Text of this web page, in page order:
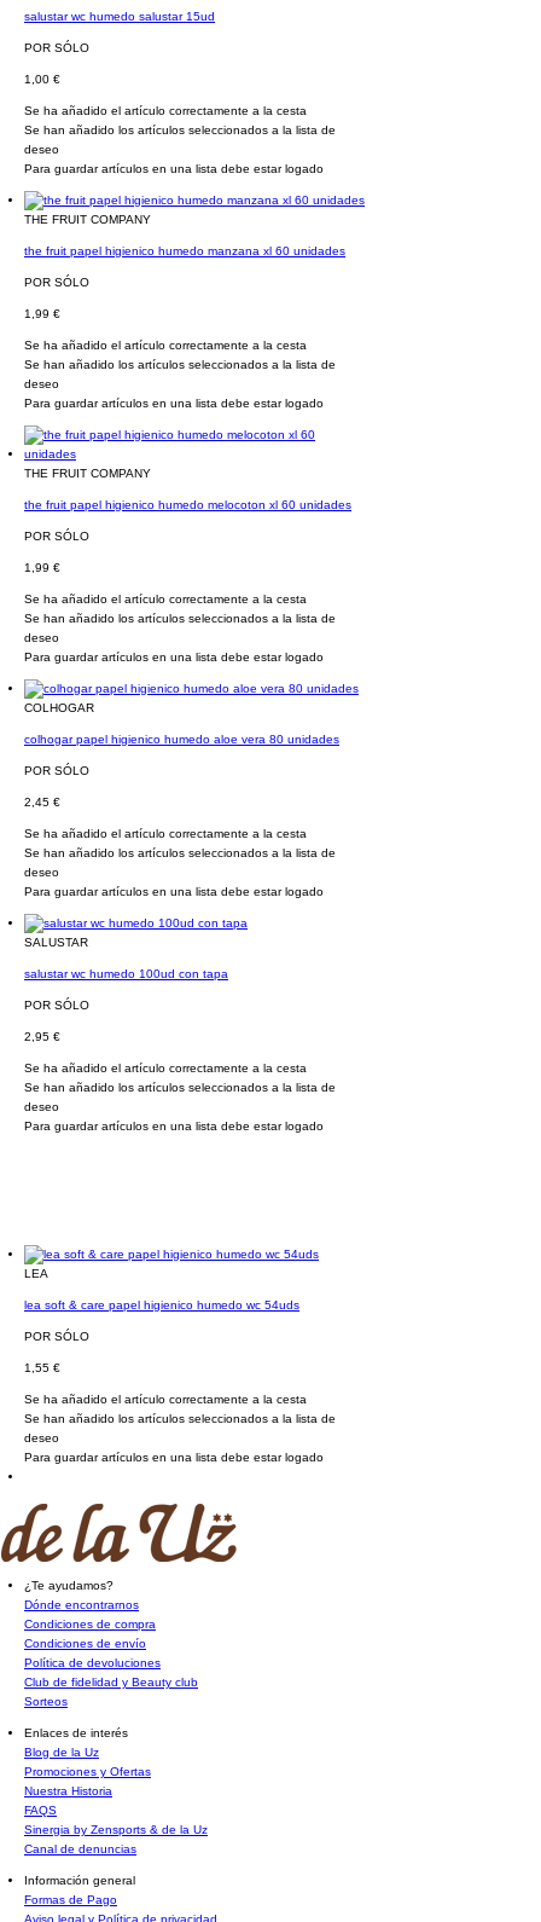
salustar wc humedo salustar 15ud
POR SÓLO
1,00 €
Se ha añadido el artículo correctamente a la cesta
Se han añadido los artículos seleccionados a la lista de
deseo
Para guardar artículos en una lista debe estar logado
THE FRUIT COMPANY
the fruit papel higienico humedo manzana xl 60 unidades
POR SÓLO
1,99 €
Se ha añadido el artículo correctamente a la cesta
Se han añadido los artículos seleccionados a la lista de
deseo
Para guardar artículos en una lista debe estar logado
THE FRUIT COMPANY
the fruit papel higienico humedo melocoton xl 60 unidades
POR SÓLO
1,99 €
Se ha añadido el artículo correctamente a la cesta
Se han añadido los artículos seleccionados a la lista de
deseo
Para guardar artículos en una lista debe estar logado
COLHOGAR
colhogar papel higienico humedo aloe vera 80 unidades
POR SÓLO
2,45 €
Se ha añadido el artículo correctamente a la cesta
Se han añadido los artículos seleccionados a la lista de
deseo
Para guardar artículos en una lista debe estar logado
SALUSTAR
salustar wc humedo 100ud con tapa
POR SÓLO
2,95 €
Se ha añadido el artículo correctamente a la cesta
Se han añadido los artículos seleccionados a la lista de
deseo
Para guardar artículos en una lista debe estar logado
LEA
lea soft & care papel higienico humedo wc 54uds
POR SÓLO
1,55 €
Se ha añadido el artículo correctamente a la cesta
Se han añadido los artículos seleccionados a la lista de
deseo
Para guardar artículos en una lista debe estar logado
¿Te ayudamos?
Dónde encontrarnos
Condiciones de compra
Condiciones de envío
Política de devoluciones
Club de fidelidad y Beauty club
Sorteos
Enlaces de interés
Blog de la Uz
Promociones y Ofertas
Nuestra Historia
FAQS
Sinergia by Zensports & de la Uz
Canal de denuncias
Información general
Formas de Pago
Aviso legal y Política de privacidad